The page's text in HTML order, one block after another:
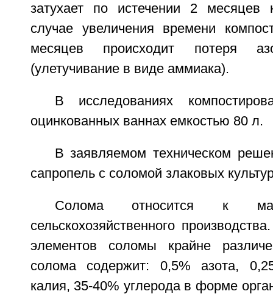
затухает по истечении 2 месяцев
случае увеличения времени
месяцев происходит потеря
(улетучивание в виде аммиака).
В исследованиях
оцинкованных ваннах емкостью 80 л.
В заявляемом техническом
сапропель с соломой злаковых
Солома относится к
сельскохозяйственного
элементов соломы крайне
солома содержит: 0,5% азота,
калия, 35-40% углерода в форме